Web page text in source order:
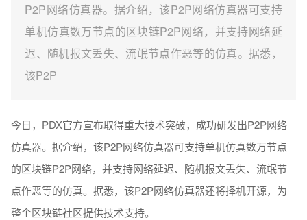
P2P网络仿真器。据介绍，该P2P网络仿真器可支持
单机仿真数万节点的区块链P2P网络，并支持网络延
迟、随机报文丢失、流氓节点作恶等的仿真。据悉，
该P2P
今日，PDX官方宣布取得重大技术突破，成功研发出P2P网络
仿真器。据介绍，该P2P网络仿真器可支持单机仿真数万节点
的区块链P2P网络，并支持网络延迟、随机报文丢失、流氓节
点作恶等的仿真。据悉，该P2P网络仿真器还将择机开源，为
整个区块链社区提供技术支持。